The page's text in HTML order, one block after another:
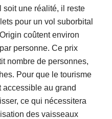
soit une réalité, il reste
pour un vol suborbital
coûtent environ
par personne. Ce prix
nombre de personnes,
Pour que le tourisme
au grand
ce qui nécessitera
des vaisseaux